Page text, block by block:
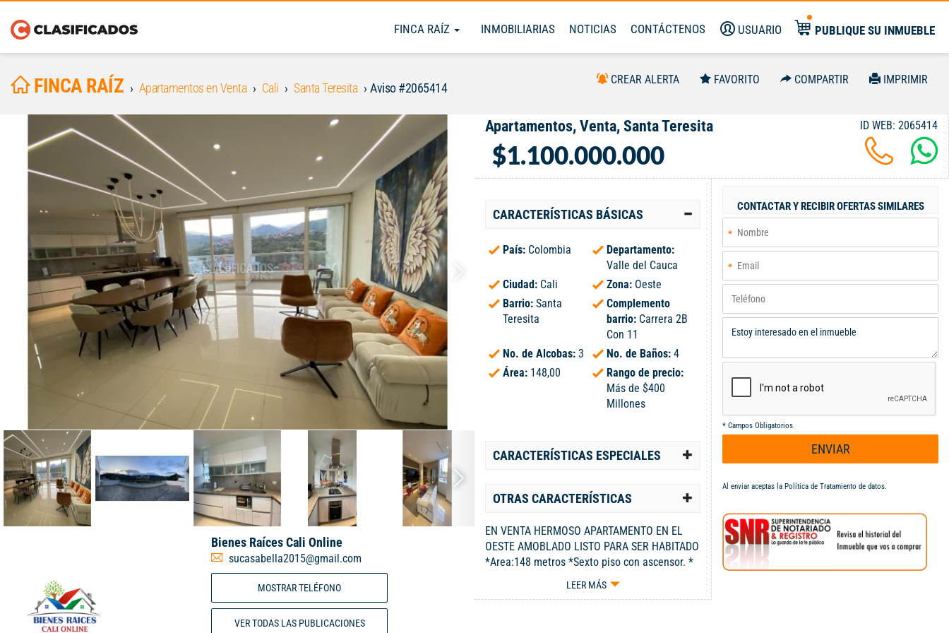
FINCA RAÍZ INMOBILIARIAS NOTICIAS CONTÁCTENOS USUARIO PUBLIQUE SU INMUEBLE
FINCA RAÍZ Apartamentos en Venta Cali Santa Teresita Aviso #2065414
CREAR ALERTA FAVORITO COMPARTIR IMPRIMIR
Bienes Raíces Cali Online
sucasabella2015@gmail.com
MOSTRAR TELÉFONO
VER TODAS LAS PUBLICACIONES
Apartamentos, Venta, Santa Teresita
$1.100.000.000
ID WEB: 2065414
CARACTERÍSTICAS BÁSICAS
País: Colombia
Departamento:
Valle del Cauca
Ciudad: Cali Zona: Oeste
Barrio: Santa
Teresita
Complemento
barrio: Carrera 2B
Con 11
No. de Alcobas: 3 No. de Baños: 4
Área: 148,00
Rango de precio:
Más de $400
Millones
CARACTERÍSTICAS ESPECIALES
OTRAS CARACTERÍSTICAS
EN VENTA HERMOSO APARTAMENTO EN EL
OESTE AMOBLADO LISTO PARA SER HABITADO
*Area:148 metros *Sexto piso con ascensor. *
Amplia sala comedor * Gran terraza con
maravillosa vista a la ciudad *Cocina Integral
LEER MÁS
CONTACTAR Y RECIBIR OFERTAS SIMILARES
* Campos Obligatorios
ENVIAR
Al enviar aceptas la Política de Tratamiento de datos.